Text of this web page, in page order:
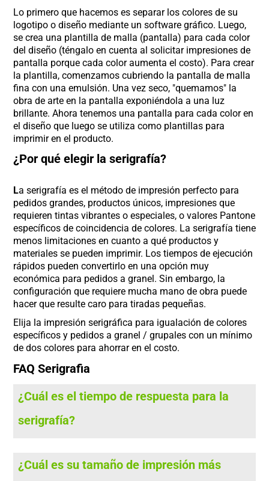
Lo primero que hacemos es separar los colores de su
logotipo o diseño mediante un software gráfico. Luego,
se crea una plantilla de malla (pantalla) para cada color
del diseño (téngalo en cuenta al solicitar impresiones de
pantalla porque cada color aumenta el costo). Para crear
la plantilla, comenzamos cubriendo la pantalla de malla
fina con una emulsión. Una vez seco, "quemamos" la
obra de arte en la pantalla exponiéndola a una luz
brillante. Ahora tenemos una pantalla para cada color en
el diseño que luego se utiliza como plantillas para
imprimir en el producto.
¿Por qué elegir la serigrafía?
La serigrafía es el método de impresión perfecto para
pedidos grandes, productos únicos, impresiones que
requieren tintas vibrantes o especiales, o valores Pantone
específicos de coincidencia de colores. La serigrafía tiene
menos limitaciones en cuanto a qué productos y
materiales se pueden imprimir. Los tiempos de ejecución
rápidos pueden convertirlo en una opción muy
económica para pedidos a granel. Sin embargo, la
configuración que requiere mucha mano de obra puede
hacer que resulte caro para tiradas pequeñas.
Elija la impresión serigráfica para igualación de colores
específicos y pedidos a granel / grupales con un mínimo
de dos colores para ahorrar en el costo.
FAQ Serigrafia
¿Cuál es el tiempo de respuesta para la
serigrafía?
¿Cuál es su tamaño de impresión más